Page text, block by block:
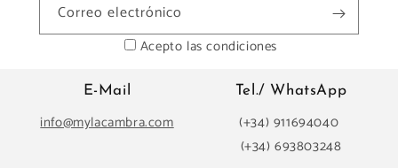
Correo electrónico
Acepto las condiciones
E-Mail
info@mylacambra.com
Tel./ WhatsApp
(+34) 911694040
(+34) 693803248